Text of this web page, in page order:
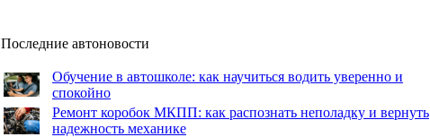
Последние автоновости
Обучение в автошколе: как научиться водить уверенно и
спокойно
Ремонт коробок МКПП: как распознать неполадку и вернуть
надежность механике